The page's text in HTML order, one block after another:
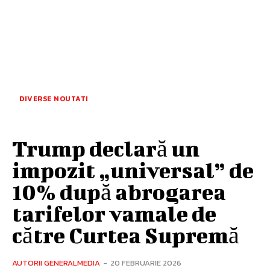
DIVERSE NOUTATI
Trump declară un
impozit „universal” de
10% după abrogarea
tarifelor vamale de
către Curtea Supremă
AUTORII GENERALMEDIA - 20 FEBRUARIE 2026